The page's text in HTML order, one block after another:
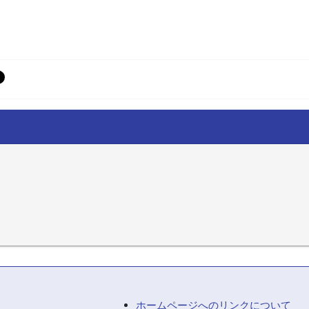
ホームページへのリンクについて